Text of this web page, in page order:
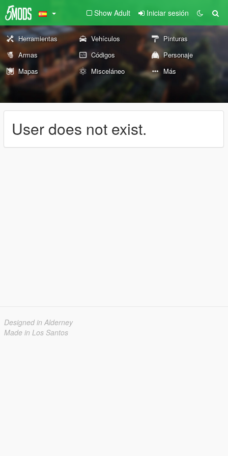
Show Adult Iniciar sesión
Herramientas Vehículos
Pinturas
Armas
Códigos
Personaje
Mapas
Misceláneo Más
User does not exist.
Designed in Alderney
Made in Los Santos